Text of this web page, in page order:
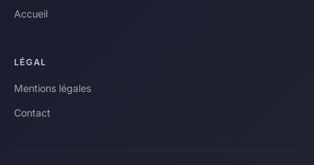
Accueil
LÉGAL
Mentions légales
Contact